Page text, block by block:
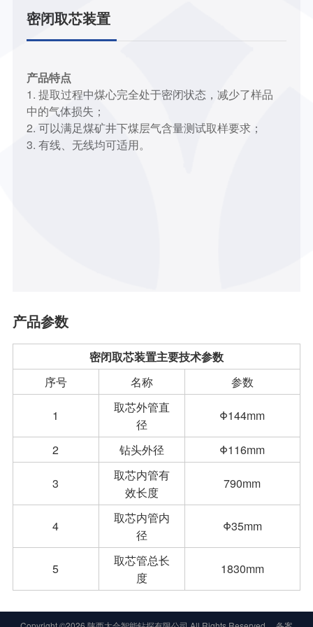
密闭取芯装置
产品特点
1. 提取过程中煤心完全处于密闭状态，减少了样品
中的气体损失；
2. 可以满足煤矿井下煤层气含量测试取样要求；
3. 有线、无线均可适用。
产品参数
密闭取芯装置主要技术参数
序号
名称 参数
1
取芯外管直
径
Φ144mm
2 钻头外径 Φ116mm
3
取芯内管有
效长度
790mm
4
取芯内管内
径
Φ35mm
5
取芯管总长
度
1830mm